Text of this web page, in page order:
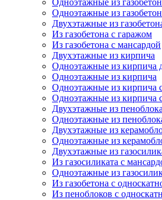
Одноэтажные из
Одноэтажные из
Двухэтажные из
Из газобетона с гаражом
Из газобетона с мансардой
Двухэтажные из кирпича
Одноэтажные из кирпича
Одноэтажные из кирпича
Одноэтажные из кирпича
Одноэтажные из кирпича
Двухэтажные из пеноблока
Одноэтажные из
Двухэтажные из
Одноэтажные из
Двухэтажные из
Из газосиликата с
Одноэтажные из
Из газобетона с
Из пеноблоков с